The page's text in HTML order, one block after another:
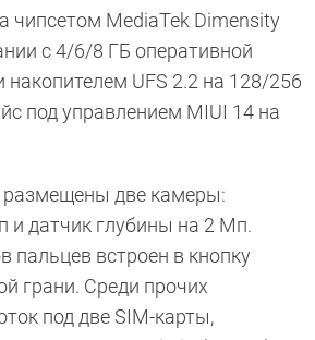
чипсетом MediaTek Dimensity
с 4/6/8 ГБ оперативной
накопителем UFS 2.2 на 128/256
под управлением MIUI 14 на
размещены две камеры:
и датчик глубины на 2 Мп.
пальцев встроен в кнопку
грани. Среди прочих
под две SIM-карты,